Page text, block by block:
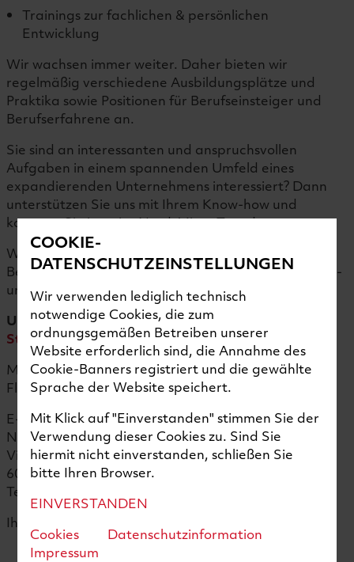
Trainings zur fachlichen & persönlichen
Entwicklung
Wir wachsen immer weiter. Daher bieten wir
regelmäßig verschiedene Ausbildungsplätze und
Praktika sowie Positionen für Berufseinsteiger und
Berufserfahrene an.
Sie sind an interessanten und anspruchsvollen
Aufgaben in einem spannenden Umfeld eines
expandierenden Unternehmens interessiert? Dann
unterstützen Sie uns mit Ihrem Know-how und
kommen Sie jetzt ins Nord-Micro Team!
Wir freuen uns auf Ihre vollständigen
Bewerbungsunterlagen (Lebenslauf sowie Abschluss-
und Arbeitszeugnisse).
Unsere aktuellen Stellenangebote finden Sie bei
StepStone.
Mit Ihrer Unterstützung erreichen wir das nächste
Flight Level!
E-Mail: bewerbung@collins.com
Nord-Micro GmbH & Co. KG
Victor-Slotosch-Str. 20
60388 Frankfurt
Telefon: 06109 303-0
Ihre Ansprechpartnerin:
COOKIE-
DATENSCHUTZEINSTELLUNGEN
Wir verwenden lediglich technisch
notwendige Cookies, die zum
ordnungsgemäßen Betreiben unserer
Website erforderlich sind, die Annahme des
Cookie-Banners registriert und die gewählte
Sprache der Website speichert.
Mit Klick auf "Einverstanden" stimmen Sie der
Verwendung dieser Cookies zu. Sind Sie
hiermit nicht einverstanden, schließen Sie
bitte Ihren Browser.
EINVERSTANDEN
Cookies
Datenschutzinformation
Impressum